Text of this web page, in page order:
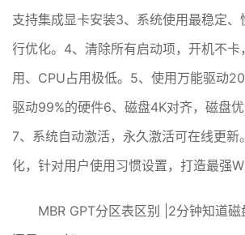
支持集成显卡安装3、系统使用最稳定、
行优化。4、清除所有启动项，开机不卡
用、CPU占用极低。5、使用万能驱动
驱动99%的硬件6、磁盘4K对齐，磁盘优
7、系统自动激活，永久激活可在线更
化，针对用户使用习惯设置，打造最强
MBR GPT分区表区别 |2分钟知道